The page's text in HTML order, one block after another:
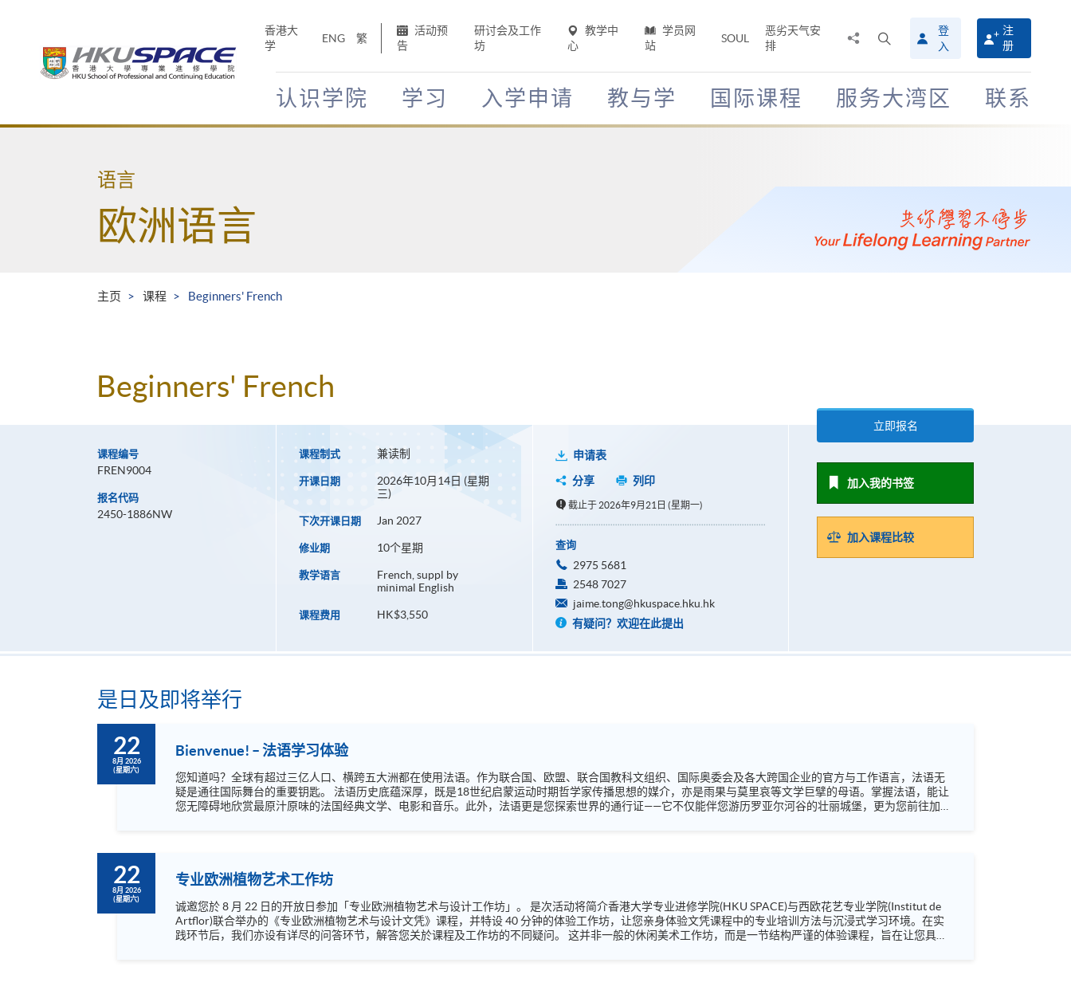
香港大
学
ENG 繁
活动预
告
研讨会及工作
坊
教学中
心
学员网
站
SOUL
恶劣天气安
排
搜
寻
介
面
登
入
注
册
认识学院 学习 入学申请 教与学 国际课程 服务大湾区 联系
Main
语言
欧洲语言
主页 课程 Beginners' French
Beginners' French
课程编号
FREN9004
报名代码
2450-1886NW
课程制式 兼读制
开课日期
2026年10月14日 (星期
三)
下次开课日期 Jan 2027
修业期 10个星期
教学语言
French, suppl by
minimal English
课程费用 HK$3,550
申请表
分享
列印
截止于 2026年9月21日 (星期一)
查询
2975 5681
2548 7027
jaime.tong@hkuspace.hku.hk
有疑问？欢迎在此提出
立即报名
加入我的书签
加入课程比较
是日及即将举行
22
8月 2026
(星期六)
Bienvenue! – 法语学习体验
您知道吗？全球有超过三亿人口、横跨五大洲都在使用法语。作为联合国、欧盟、联合国教科文组织、国际奥委会及各大跨国企业的官方与工作语言，法语无
疑是通往国际舞台的重要钥匙。 法语历史底蕴深厚，既是18世纪启蒙运动时期哲学家传播思想的媒介，亦是雨果与莫里哀等文学巨擘的母语。掌握法语，能让
您无障碍地欣赏最原汁原味的法国经典文学、电影和音乐。此外，法语更是您探索世界的通行证——它不仅能伴您游历罗亚尔河谷的壮丽城堡，更为您前往加拿
22
8月 2026
(星期六)
专业欧洲植物艺术工作坊
诚邀您於 8 月 22 日的开放日参加「专业欧洲植物艺术与设计工作坊」。 是次活动将简介香港大学专业进修学院(HKU SPACE)与西欧花艺专业学院(Institut de
Artflor)联合举办的《专业欧洲植物艺术与设计文凭》课程，并特设 40 分钟的体验工作坊，让您亲身体验文凭课程中的专业培训方法与沉浸式学习环境。在实
践环节后，我们亦设有详尽的问答环节，解答您关於课程及工作坊的不同疑问。 这并非一般的休闲美术工作坊，而是一节结构严谨的体验课程，旨在让您具体